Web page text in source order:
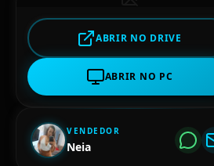
ABRIR NO DRIVE
ABRIR NO PC
VENDEDOR
Neia